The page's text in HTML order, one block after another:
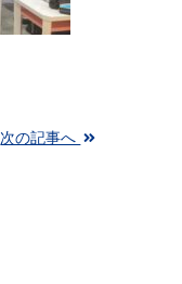
次の記事へ